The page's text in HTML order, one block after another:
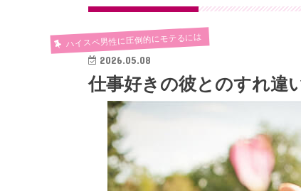
ハイスペ男性に圧倒的にモテるには
2026.05.08
仕事好きの彼とのすれ違